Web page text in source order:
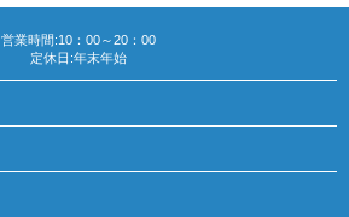
営業時間:10：00～20：00
定休日:年末年始